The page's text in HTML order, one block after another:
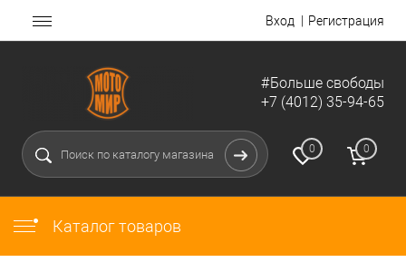
Вход Регистрация
#Больше свободы
+7 (4012) 35-94-65
0 0
Каталог товаров